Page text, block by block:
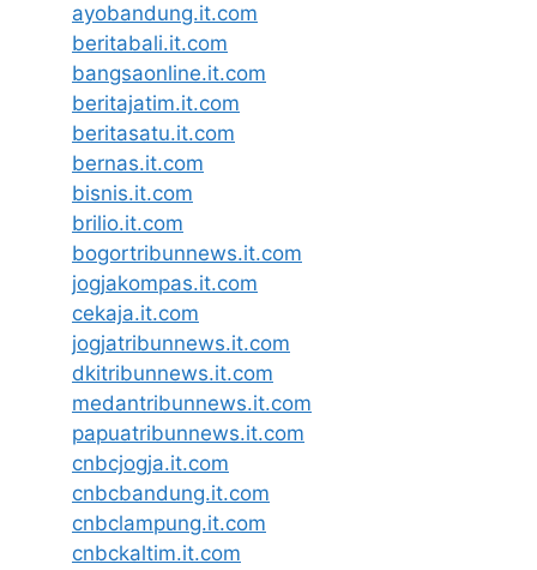
ayobandung.it.com
beritabali.it.com
bangsaonline.it.com
beritajatim.it.com
beritasatu.it.com
bernas.it.com
bisnis.it.com
brilio.it.com
bogortribunnews.it.com
jogjakompas.it.com
cekaja.it.com
jogjatribunnews.it.com
dkitribunnews.it.com
medantribunnews.it.com
papuatribunnews.it.com
cnbcjogja.it.com
cnbcbandung.it.com
cnbclampung.it.com
cnbckaltim.it.com